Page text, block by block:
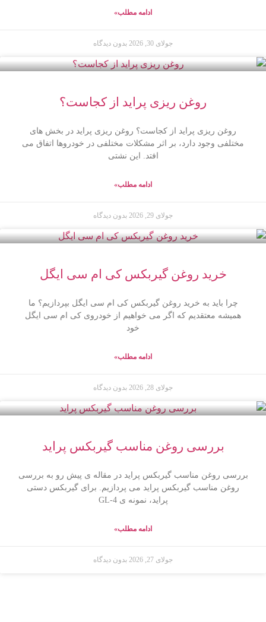
ادامه مطلب»
جولای 30, 2026 بدون دیدگاه
روغن ریزی پراید از کجاست؟
روغن ریزی پراید از کجاست؟ روغن ریزی پراید در بخش های
مختلفی وجود دارد، بر اثر مشکلات مختلفی در خودروها اتفاق می
افتد. این نشتی
ادامه مطلب»
جولای 29, 2026 بدون دیدگاه
خرید روغن گیربکس کی ام سی ایگل
چرا باید به خرید روغن گیربکس کی ام سی ایگل بپردازیم؟ ما
همیشه معتقدیم که اگر می خواهیم از خودروی کی ام سی ایگل
خود
ادامه مطلب»
جولای 28, 2026 بدون دیدگاه
بررسی روغن مناسب گیربکس پراید
بررسی روغن مناسب گیربکس پراید در مقاله ی پیش رو به بررسی
روغن مناسب گیربکس پراید می پردازیم. برای گیربکس دستی
پراید، نمونه ی GL-4
ادامه مطلب»
جولای 27, 2026 بدون دیدگاه